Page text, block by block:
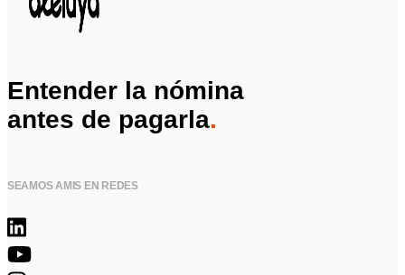
Entender la nómina
antes de pagarla.
SEAMOS AMIS EN REDES